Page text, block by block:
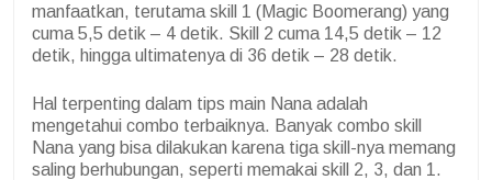
manfaatkan, terutama skill 1 (Magic Boomerang) yang
cuma 5,5 detik – 4 detik. Skill 2 cuma 14,5 detik – 12
detik, hingga ultimatenya di 36 detik – 28 detik.
Hal terpenting dalam tips main Nana adalah
mengetahui combo terbaiknya. Banyak combo skill
Nana yang bisa dilakukan karena tiga skill-nya memang
saling berhubungan, seperti memakai skill 2, 3, dan 1.